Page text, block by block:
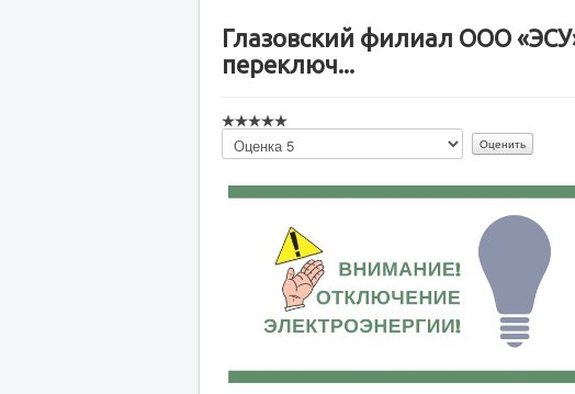
Глазовский филиал ООО
переключ...
Пожалуйста,
оцените